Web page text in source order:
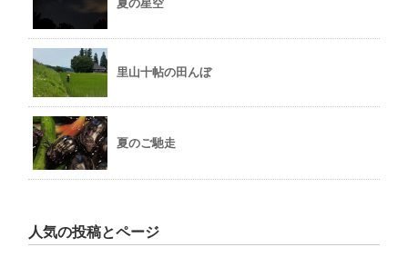
夏の星空
里山十帖の田んぼ
夏のご馳走
人気の投稿とページ